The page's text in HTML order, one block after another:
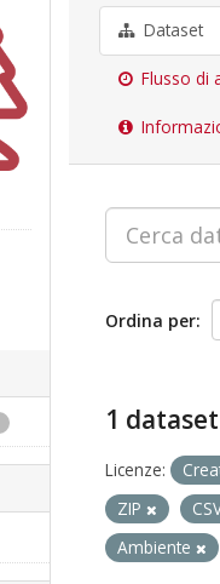
Dataset
Flusso di
Ordina per
1
Licenze:
ZIP
Ambiente